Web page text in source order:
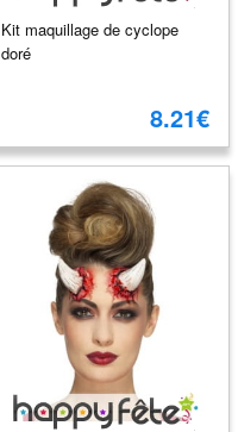
Kit maquillage de cyclope
doré
8.21€